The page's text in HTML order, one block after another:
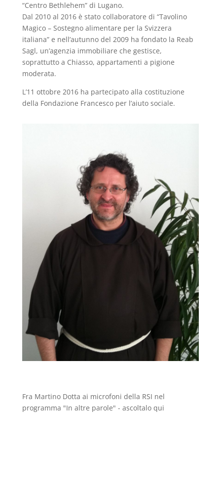
“Centro Bethlehem” di Lugano.
Dal 2010 al 2016 è stato collaboratore di “Tavolino
Magico – Sostegno alimentare per la Svizzera
italiana” e nell’autunno del 2009 ha fondato la Reab
Sagl, un’agenzia immobiliare che gestisce,
soprattutto a Chiasso, appartamenti a pigione
moderata.
L’11 ottobre 2016 ha partecipato alla costituzione
della Fondazione Francesco per l’aiuto sociale.
Fra Martino Dotta ai microfoni della RSI nel
programma "In altre parole" - ascoltalo qui